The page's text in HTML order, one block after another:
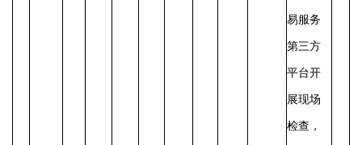
易服务
第三方
平台开
展现场
检查，